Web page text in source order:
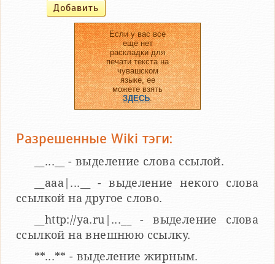
Если у вас все
еще нет
раскладки для
печати текста на
чувашском
языке, ее
можете взять
ЗДЕСЬ.
Разрешенные Wiki тэги:
__...__ - выделение слова ссылой.
__aaa|...__ - выделение некого слова
ссылкой на другое слово.
__http://ya.ru|...__ - выделение слова
ссылкой на внешнюю ссылку.
**...** - выделение жирным.